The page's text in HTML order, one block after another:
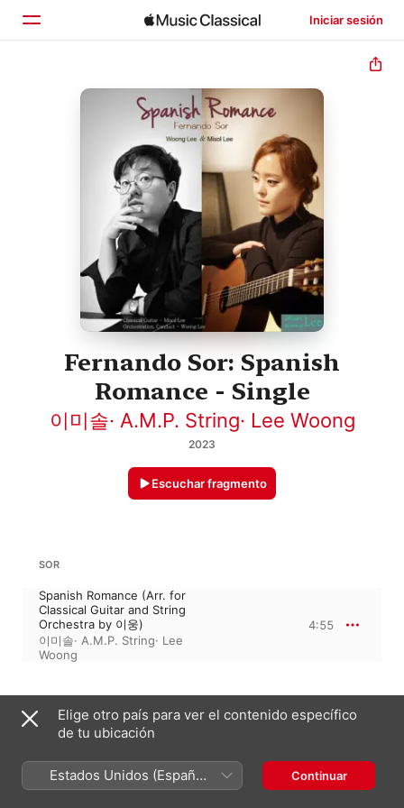
Iniciar sesión
Inicio
Fernando Sor: Spanish
Romance - Single
이미솔· A.M.P. String· Lee Woong
2023
Escuchar fragmento
SOR
Spanish Romance (Arr. for
Classical Guitar and String
Orchestra by 이웅)
이미솔· A.M.P. String· Lee
Woong
4:55
20 de julio de 2023
1 pieza, 4 minutos
℗ 2023 purplepine
Elige otro país para ver el contenido específico
de tu ubicación
Estados Unidos (Español
México)
Continuar